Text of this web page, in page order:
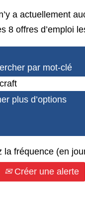
a actuellement
8 offres d’emploi
par mot-clé
plus d’options
la fréquence (en
Créer une alerte